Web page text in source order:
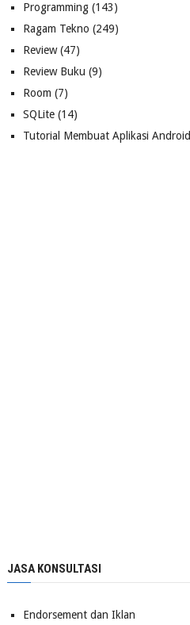
Programming(143)
Ragam Tekno (249)
Review(47)
Review Buku (9)
Room (7)
SQLite(14)
Tutorial Membuat Aplikasi Android
JASA KONSULTASI
Endorsement dan Iklan